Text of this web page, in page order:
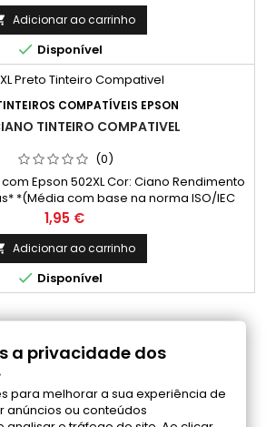
Adicionar ao carrinho
 Disponível
COMPATÍVEIS EPSON
TINTEIRO COMPATIVEL
(0)
Epson 502XL Cor: Ciano Rendimento
*(Média com base na norma ISO/IEC
contínua. O rendimento real varia
com base no conteúdo das páginas
e noutros factores.)
Preço
1,95 €
Adicionar ao carrinho
 Disponível
(0)
a fazer uma avaliação
a privacidade dos
para melhorar a sua experiência de
anúncios ou conteúdos